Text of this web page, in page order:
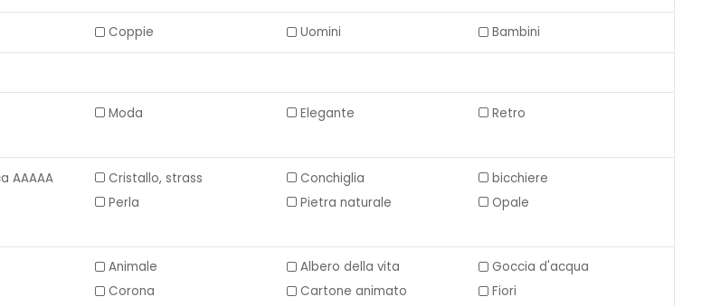
Coppie Uomini Bambini
Moda Elegante
Retro
AAAAA Cristallo, strass Conchiglia
bicchiere
Perla Pietra naturale
Opale
Animale Albero della vita
Goccia d'acqua
Corona Cartone animato
Fiori